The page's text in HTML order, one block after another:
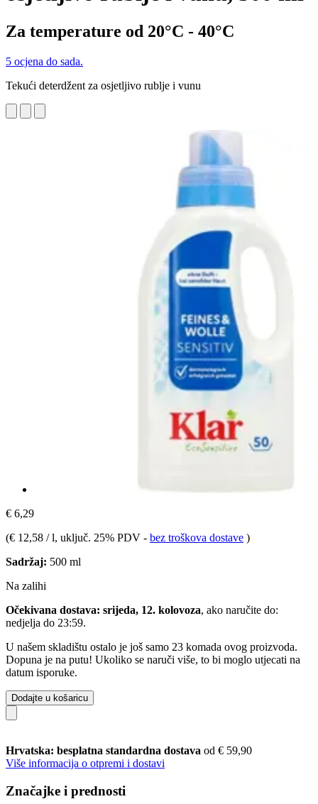
Za temperature od 20°C - 40°C
5 ocjena do sada.
Tekući deterdžent za osjetljivo rublje i vunu
€ 6,29
(€ 12,58 / l, uključ. 25% PDV - bez troškova dostave )
Sadržaj: 500 ml
Na zalihi
Očekivana dostava: srijeda, 12. kolovoza, ako naručite do:
nedjelja do 23:59.
U našem skladištu ostalo je još samo 23 komada ovog proizvoda.
Dopuna je na putu! Ukoliko se naruči više, to bi moglo utjecati na
datum isporuke.
Dodajte u košaricu
Hrvatska: besplatna standardna dostava od € 59,90
Više informacija o otpremi i dostavi
Značajke i prednosti